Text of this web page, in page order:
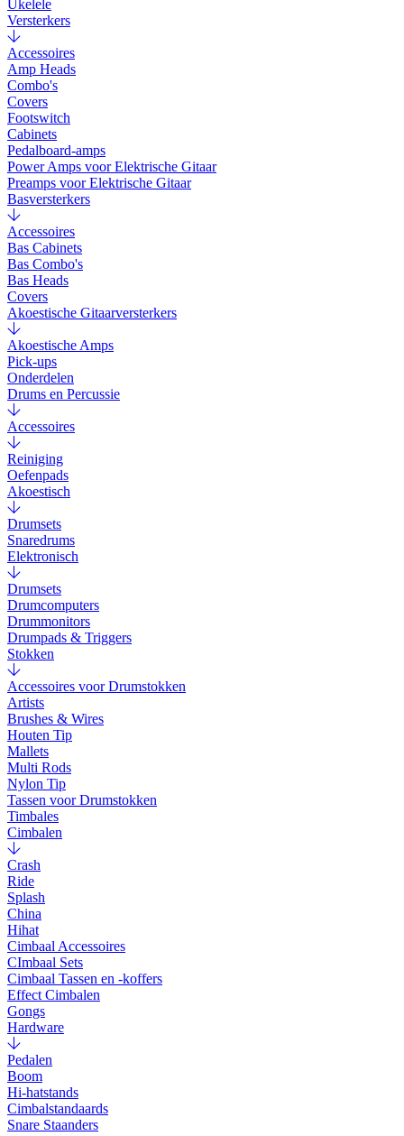
Ukelele
Versterkers
Accessoires
Amp Heads
Combo's
Covers
Footswitch
Cabinets
Pedalboard-amps
Power Amps voor Elektrische Gitaar
Preamps voor Elektrische Gitaar
Basversterkers
Accessoires
Bas Cabinets
Bas Combo's
Bas Heads
Covers
Akoestische Gitaarversterkers
Akoestische Amps
Pick-ups
Onderdelen
Drums en Percussie
Accessoires
Reiniging
Oefenpads
Akoestisch
Drumsets
Snaredrums
Elektronisch
Drumsets
Drumcomputers
Drummonitors
Drumpads & Triggers
Stokken
Accessoires voor Drumstokken
Artists
Brushes & Wires
Houten Tip
Mallets
Multi Rods
Nylon Tip
Tassen voor Drumstokken
Timbales
Cimbalen
Crash
Ride
Splash
China
Hihat
Cimbaal Accessoires
CImbaal Sets
Cimbaal Tassen en -koffers
Effect Cimbalen
Gongs
Hardware
Pedalen
Boom
Hi-hatstands
Cimbalstandaards
Snare Staanders